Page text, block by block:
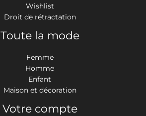
Wishlist
Droit de rétractation
Toute la mode
Femme
Homme
Enfant
Maison et décoration
Votre compte